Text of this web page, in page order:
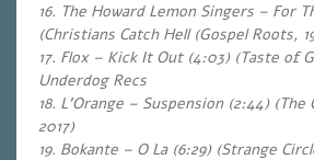
16. The Howard Lemon Singers – For
(Christians Catch Hell (Gospel Roots,
17. Flox – Kick It Out (4:03) (Taste of
Underdog Recs
18. L’Orange – Suspension (2:44)
2017)
19. Bokante – O La (6:29) (Strange